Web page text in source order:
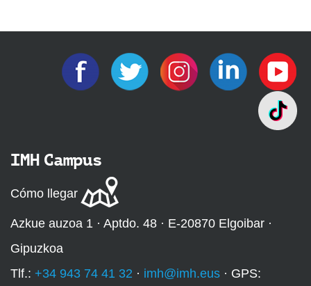
IMH Campus
Cómo llegar
Azkue auzoa 1 · Aptdo. 48 · E-20870 Elgoibar ·
Gipuzkoa
Tlf.: +34 943 74 41 32 · imh@imh.eus · GPS: